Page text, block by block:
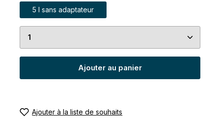
5 l sans adaptateur
Quantité de produit : Entrez la quantité
Ajouter au panier
Ajouter à la liste de souhaits